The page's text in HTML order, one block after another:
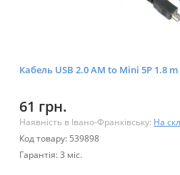
Кабель USB 2.0 AM to Mini 5P 1.8
61 грн.
Наявність в Івано-Франківську: На
Код товару: 539898
Гарантія: 3 міс.